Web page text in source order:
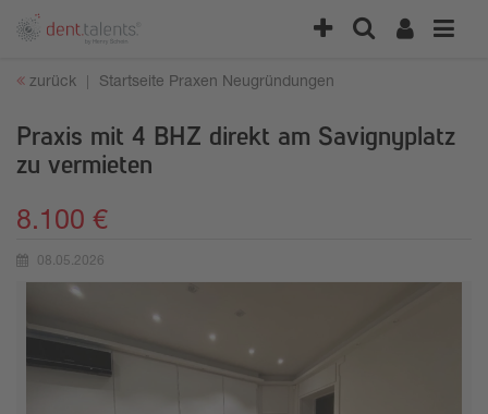
zurück Startseite Praxen Neugründungen
Praxis mit 4 BHZ direkt am Savignyplatz
zu vermieten
8.100 €
Erstellungsdatum:
08.05.2026